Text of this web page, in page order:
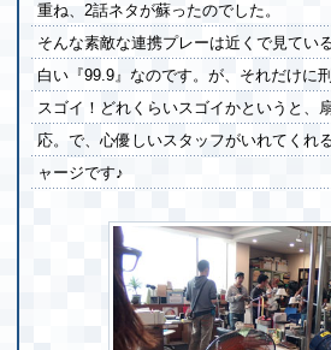
重ね、2話ネタが蘇ったのでした。
そんな素敵な連携プレーは近くで見てい
白い『99.9』なのです。が、それだけに
スゴイ！どれくらいスゴイかというと、
応。で、心優しいスタッフがいれてくれ
ャージです♪